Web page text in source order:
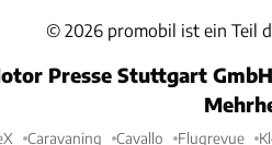
© 2026 promobil ist ein Teil
Presse Stuttgart
Caravaning Cavallo Flugrevue